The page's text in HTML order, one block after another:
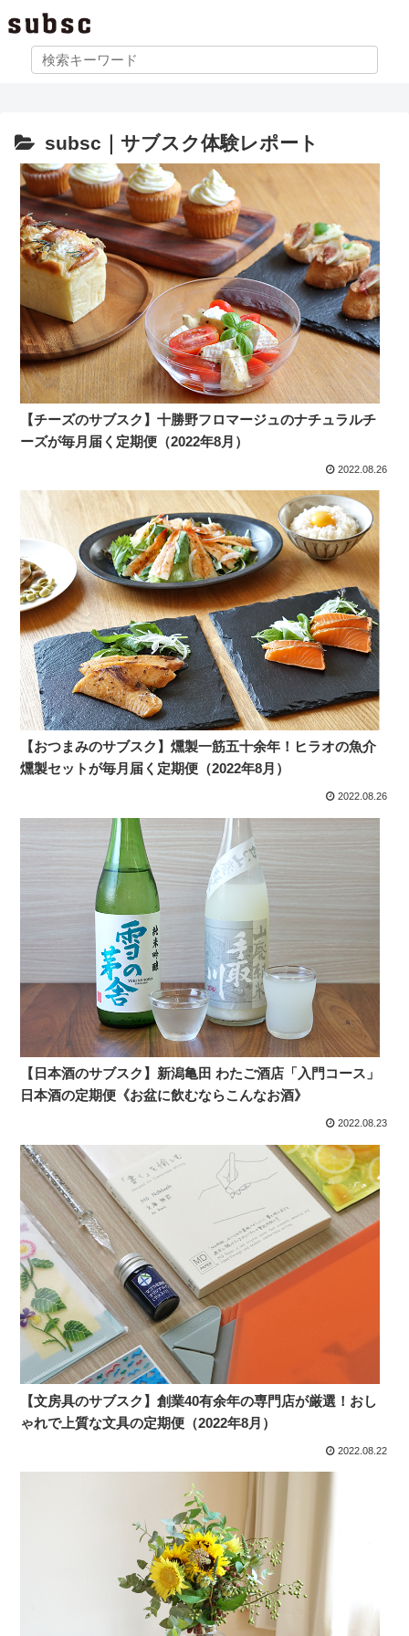
subsc｜サブスク体験レポート
【チーズのサブスク】十勝野フロマージュのナチュラルチ
ーズが毎月届く定期便（2022年8月）
2022.08.26
【おつまみのサブスク】燻製一筋五十余年！ヒラオの魚介
燻製セットが毎月届く定期便（2022年8月）
2022.08.26
【日本酒のサブスク】新潟亀田 わたご酒店「入門コース」
日本酒の定期便《お盆に飲むならこんなお酒》
2022.08.23
【文房具のサブスク】創業40有余年の専門店が厳選！おし
ゃれで上質な文具の定期便（2022年8月）
2022.08.22